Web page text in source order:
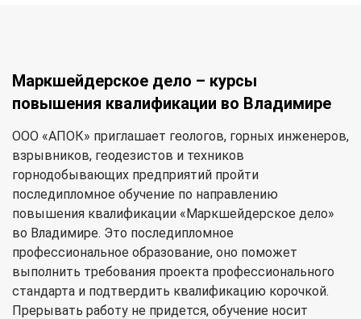
Маркшейдерское дело – курсы
повышения квалификации во Владимире
ООО «АПОК» приглашает геологов, горных инженеров,
взрывников, геодезистов и техников
горнодобывающих предприятий пройти
последипломное обучение по направлению
повышения квалификации «Маркшейдерское дело»
во Владимире. Это последипломное
профессиональное образование, оно поможет
выполнить требования проекта профессионального
стандарта и подтвердить квалификацию корочкой.
Прерывать работу не придется, обучение носит